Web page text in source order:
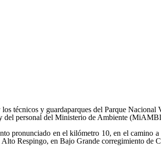
técnicos y guardaparques del Parque
del personal del Ministerio de Ambiente
pronunciado en el kilómetro 10, en el camino
Respingo, en Bajo Grande corregimiento de